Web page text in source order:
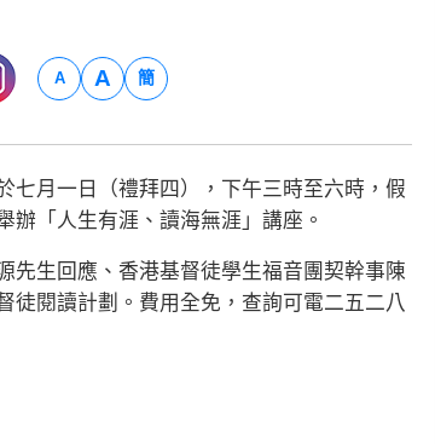
A A 簡
月一日（禮拜四），下午三時至六時，假
辦「人生有涯、讀海無涯」講座。
生回應、香港基督徒學生福音團契幹事陳
徒閱讀計劃。費用全免，查詢可電二五二八